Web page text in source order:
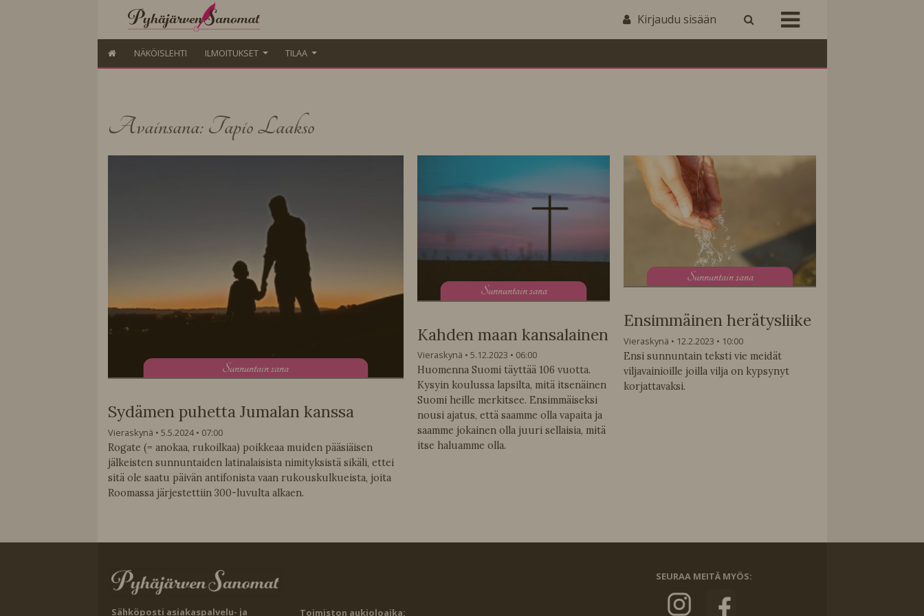
Kirjaudu sisään
NÄKÖISLEHTI ILMOITUKSET TILAA
Avainsana: Tapio Laakso
Sunnuntain sana
Sydämen puhetta Jumalan kanssa
Vieraskynä 5.5.2024
07:00
Rogate (= anokaa, rukoilkaa) poikkeaa muiden pääsiäisen
jälkeisten sunnuntaiden latinalaisista nimityksistä sikäli, ettei
sitä ole saatu päivän antifonista vaan rukouskulkueista, joita
Roomassa järjestettiin 300-luvulta alkaen.
Sunnuntain sana
Kahden maan kansalainen
Vieraskynä 5.12.2023
06:00
Huomenna Suomi täyttää 106 vuotta.
Kysyin koulussa lapsilta, mitä itsenäinen
Suomi heille merkitsee. Ensimmäiseksi
nousi ajatus, että saamme olla vapaita ja
saamme jokainen olla juuri sellaisia, mitä
itse haluamme olla.
Sunnuntain sana
Ensimmäinen herätysliike
Vieraskynä 12.2.2023
10:00
Ensi sunnuntain teksti vie meidät
viljavainioille joilla vilja on kypsynyt
korjattavaksi.
Sähköposti asiakaspalvelu- ja Toimiston aukioloaika:
SEURAA MEITÄ MYÖS: